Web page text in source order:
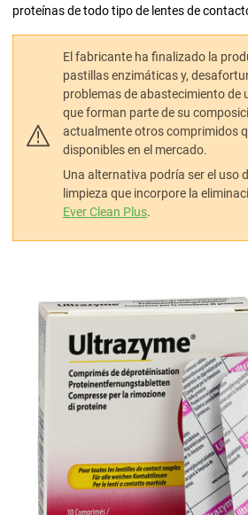
proteínas de todo tipo de lentes de
El fabricante ha finalizado la
pastillas enzimáticas y,
problemas de abastecimiento de
que forman parte de su
actualmente otros comprimidos
disponibles en el mercado.
Una alternativa podría ser el uso
limpieza que incorpore la
Ever Clean Plus.